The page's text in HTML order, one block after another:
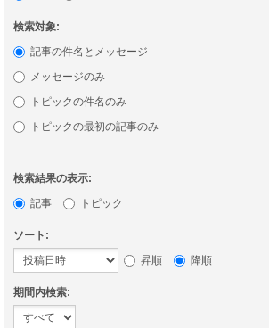
検索対象:
記事の件名とメッセージ
メッセージのみ
トピックの件名のみ
トピックの最初の記事のみ
検索結果の表示:
記事
トピック
ソート:
昇順
降順
期間内検索: